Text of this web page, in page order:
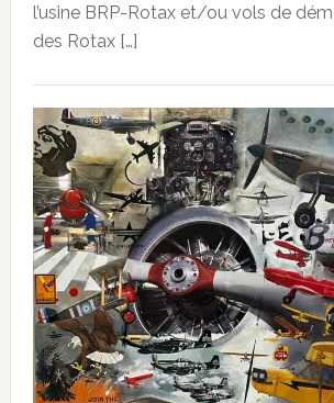
l’usine BRP-Rotax et/ou vols de
des Rotax […]